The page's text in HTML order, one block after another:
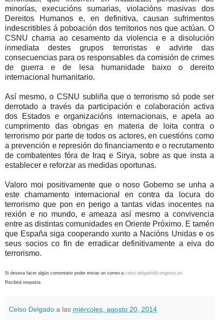
minorías, execucións sumarias, violacións masivas dos
Dereitos Humanos e, en definitiva, causan sufrimentos
indescritibles á poboación dos territorios nos que actúan. O
CSNU chama ao cesamento da violencia e a disolución
inmediata destes grupos terroristas e advirte das
consecuencias para os responsables da comisión de crimes
de guerra e de lesa humanidade baixo o dereito
internacional humanitario.
Así mesmo, o CSNU subliña que o terrorismo só pode ser
derrotado a través da participación e colaboración activa
dos Estados e organizacións internacionais, e apela ao
cumprimento das obrigas en materia de loita contra o
terrorismo por parte de todos os actores, en cuestións como
a prevención e represión do financiamento e o recrutamento
de combatentes fóra de Iraq e Sirya, sobre as que insta a
establecer e reforzar as medidas oportunas.
Valoro moi positivamente que o noso Goberno se unha a
este chamamento internacional en contra da locura do
terrorismo que pon en perigo a tantas vidas inocentes na
rexión e no mundo, e ameaza así mesmo a convivencia
entre as distintas comunidades en Oriente Próximo. E tamén
que España siga cooperando xunto a Nacións Unidas e os
seus socios co fin de erradicar definitivamente a eiva do
terrorismo.
Si desexa facer algún comentario poder enviar un correo a celso.delgado@congreso.es
Recibirá resposta
Celso Delgado a las miércoles, agosto 20, 2014